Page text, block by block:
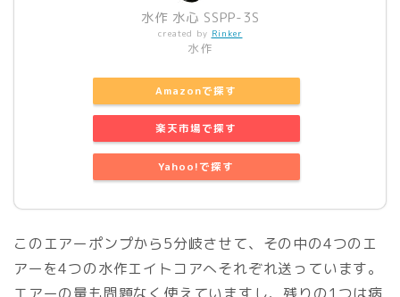
水作 水心 SSPP-3S
created by Rinker
水作
Amazonで探す
楽天市場で探す
Yahoo!で探す
このエアーポンプから5分岐させて、その中の4つのエ
アーを4つの水作エイトコアへそれぞれ送っています。